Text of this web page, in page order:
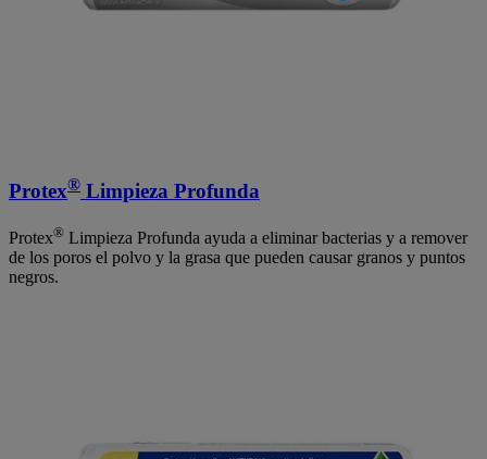
Protex® Limpieza Profunda
Protex® Limpieza Profunda ayuda a eliminar bacterias y a remover
de los poros el polvo y la grasa que pueden causar granos y puntos
negros.